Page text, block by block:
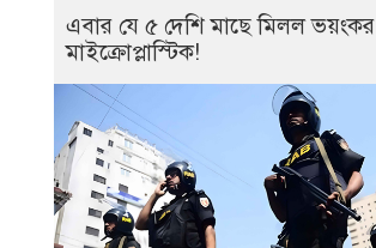
এবার যে ৫ দেশি মাছে মিলল ভয়ংকর
মাইক্রোপ্লাস্টিক!